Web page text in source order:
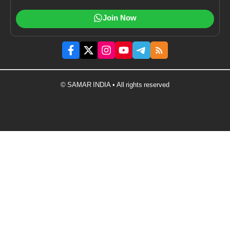
Join Now
© SAMAR INDIA • All rights reserved